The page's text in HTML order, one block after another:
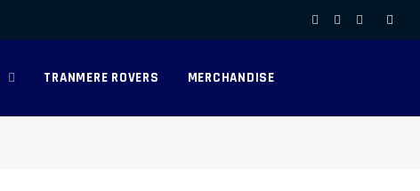
Facebook
X
Instagram
TRANMERE ROVERS MERCHANDISE